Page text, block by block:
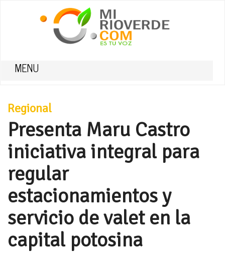
MENU
Regional
Presenta Maru Castro
iniciativa integral para
regular
estacionamientos y
servicio de valet en la
capital potosina